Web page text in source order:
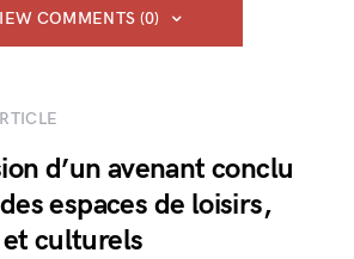
COMMENTS (0)
d’un avenant conclu
espaces de loisirs,
culturels